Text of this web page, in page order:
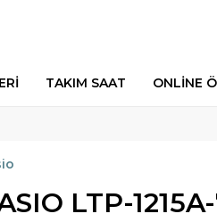
TAKIM SAAT ONLİNE
LTP-